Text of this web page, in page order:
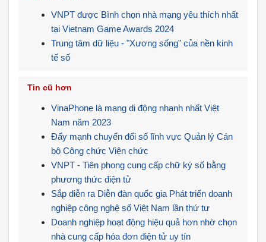
VNPT được Bình chọn nhà mạng yêu thích nhất
tại Vietnam Game Awards 2024
Trung tâm dữ liệu - "Xương sống" của nền kinh
tế số
Tin cũ hơn
VinaPhone là mạng di động nhanh nhất Việt
Nam năm 2023
Đẩy mạnh chuyển đổi số lĩnh vực Quản lý Cán
bộ Công chức Viên chức
VNPT - Tiên phong cung cấp chữ ký số bằng
phương thức điện tử
Sắp diễn ra Diễn đàn quốc gia Phát triển doanh
nghiệp công nghệ số Việt Nam lần thứ tư
Doanh nghiệp hoạt động hiệu quả hơn nhờ chọn
nhà cung cấp hóa đơn điện tử uy tín